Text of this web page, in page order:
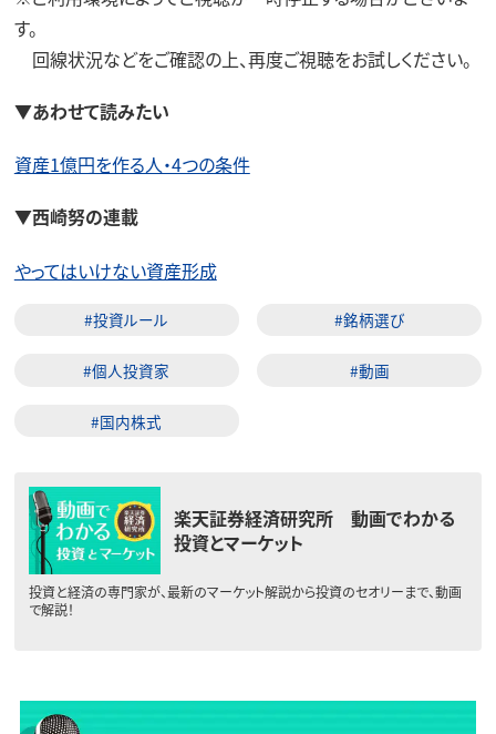
す。
回線状況などをご確認の上、再度ご視聴をお試しください。
▼あわせて読みたい
資産1億円を作る人・4つの条件
▼西崎努の連載
やってはいけない資産形成
#投資ルール #銘柄選び
#個人投資家 #動画
#国内株式
楽天証券経済研究所 動画でわかる
投資とマーケット
投資と経済の専門家が、最新のマーケット解説から投資のセオリーまで、動画
で解説！